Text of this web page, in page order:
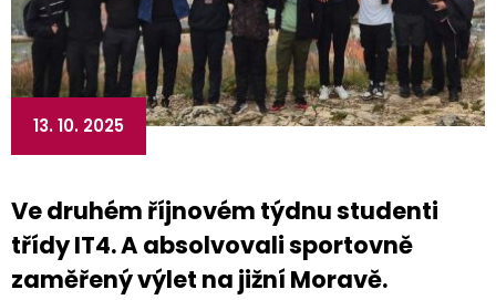
13. 10. 2025
Ve druhém říjnovém týdnu studenti
třídy IT4. A absolvovali sportovně
zaměřený výlet na jižní Moravě.